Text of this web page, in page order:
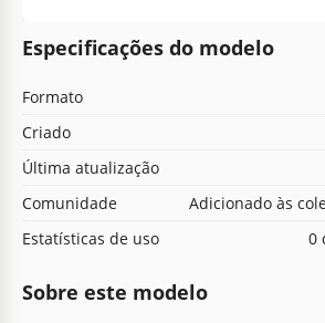
Especificações do modelo
Formato
Criado
Última atualização
Comunidade
Adicionado às
Estatísticas de uso
0
Sobre este modelo